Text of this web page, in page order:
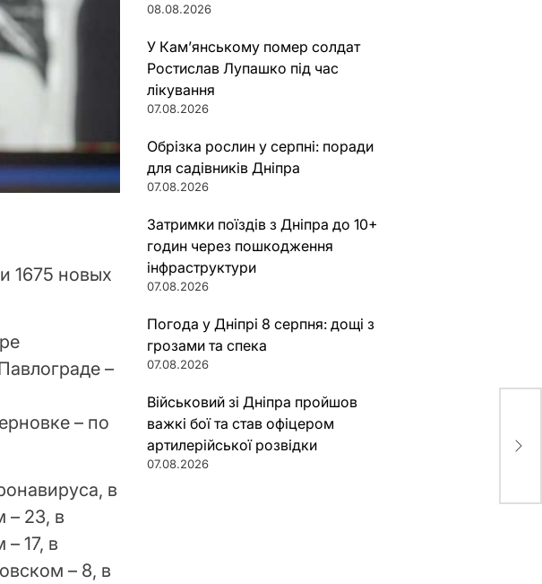
1675 новых
–
– по
в
– 23, в
17, в
– 8, в
08.08.2026
У Кам’янському помер солдат
Ростислав Лупашко під час
лікування
07.08.2026
Обрізка рослин у серпні: поради
для садівників Дніпра
07.08.2026
Затримки поїздів з Дніпра до 10+
годин через пошкодження
інфраструктури
07.08.2026
Погода у Дніпрі 8 серпня: дощі з
грозами та спека
07.08.2026
Військовий зі Дніпра пройшов
важкі бої та став офіцером
артилерійської розвідки
07.08.2026